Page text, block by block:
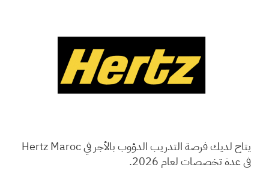
يتاح لديك فرصة التدريب الدؤوب بالأجر في Hertz Maroc
في عدة تخصصات لعام 2026.